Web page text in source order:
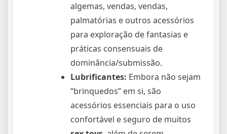
algemas, vendas, vendas,
palmatórias e outros acessórios
para exploração de fantasias e
práticas consensuais de
dominância/submissão.
Lubrificantes: Embora não sejam
“brinquedos” em si, são
acessórios essenciais para o uso
confortável e seguro de muitos